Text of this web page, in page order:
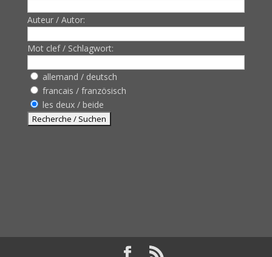
Auteur / Autor:
Mot clef / Schlagwort:
allemand / deutsch
francais / französisch
les deux / beide